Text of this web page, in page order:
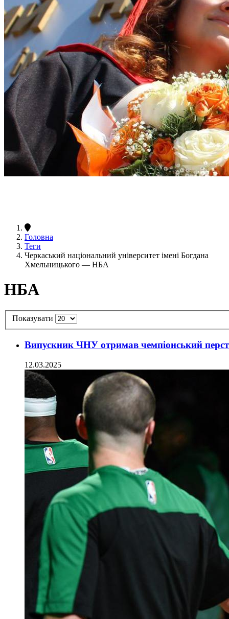
Головна
Теги
Черкаський національний університет імені Богдана
Хмельницького — НБА
НБА
Показувати
Випускник ЧНУ отримав чемпіонський
12.03.2025